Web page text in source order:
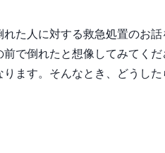
た人に対する救急処置のお
で倒れたと想像してみてく
ます。そんなとき、どうし